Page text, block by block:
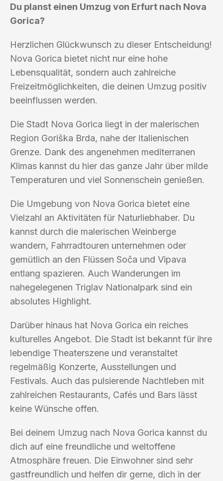
Du planst einen Umzug von Erfurt nach Nova
Gorica?
Herzlichen Glückwunsch zu dieser Entscheidung!
Nova Gorica bietet nicht nur eine hohe
Lebensqualität, sondern auch zahlreiche
Freizeitmöglichkeiten, die deinen Umzug positiv
beeinflussen werden.
Die Stadt Nova Gorica liegt in der malerischen
Region Goriška Brda, nahe der italienischen
Grenze. Dank des angenehmen mediterranen
Klimas kannst du hier das ganze Jahr über milde
Temperaturen und viel Sonnenschein genießen.
Die Umgebung von Nova Gorica bietet eine
Vielzahl an Aktivitäten für Naturliebhaber. Du
kannst durch die malerischen Weinberge
wandern, Fahrradtouren unternehmen oder
gemütlich an den Flüssen Soča und Vipava
entlang spazieren. Auch Wanderungen im
nahegelegenen Triglav Nationalpark sind ein
absolutes Highlight.
Darüber hinaus hat Nova Gorica ein reiches
kulturelles Angebot. Die Stadt ist bekannt für ihre
lebendige Theaterszene und veranstaltet
regelmäßig Konzerte, Ausstellungen und
Festivals. Auch das pulsierende Nachtleben mit
zahlreichen Restaurants, Cafés und Bars lässt
keine Wünsche offen.
Bei deinem Umzug nach Nova Gorica kannst du
dich auf eine freundliche und weltoffene
Atmosphäre freuen. Die Einwohner sind sehr
gastfreundlich und helfen dir gerne, dich in der